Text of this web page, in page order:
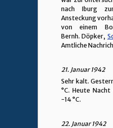
nach Iburg
Ansteckung
von einem
Bernh. Döpker,
Amtliche
21. Januar 1942
Sehr kalt.
°C. Heute
-14 °C.
22. Januar 1942